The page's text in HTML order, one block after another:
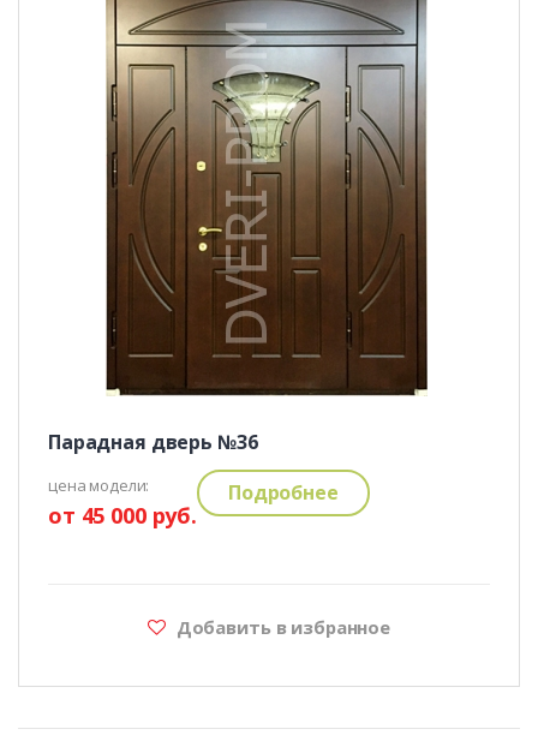
Парадная дверь №36
цена модели:
от 45 000 руб.
Подробнее
Добавить в избранное